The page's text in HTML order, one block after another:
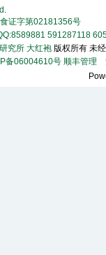
.
证字第02181356号
591287118
究所 大红袍 版权所有 未
备06004610号 顺丰管理